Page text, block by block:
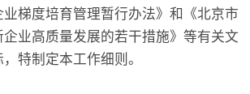
梯度培育管理暂行办法》和《北京市
业高质量发展的若干措施》等有关文
特制定本工作细则。